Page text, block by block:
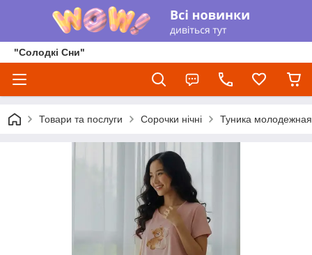
"Солодкі Сни"
Товари та послуги Сорочки нічні Туника